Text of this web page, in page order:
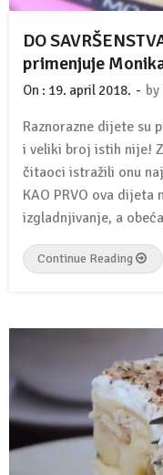
DO
primenjuje
On : 19. april 2018. - by
Raznorazne dijete su
i veliki broj istih nije!
čitaoci istražili onu
KAO PRVO ova dijeta
izgladnjivanje, a
Continue Reading